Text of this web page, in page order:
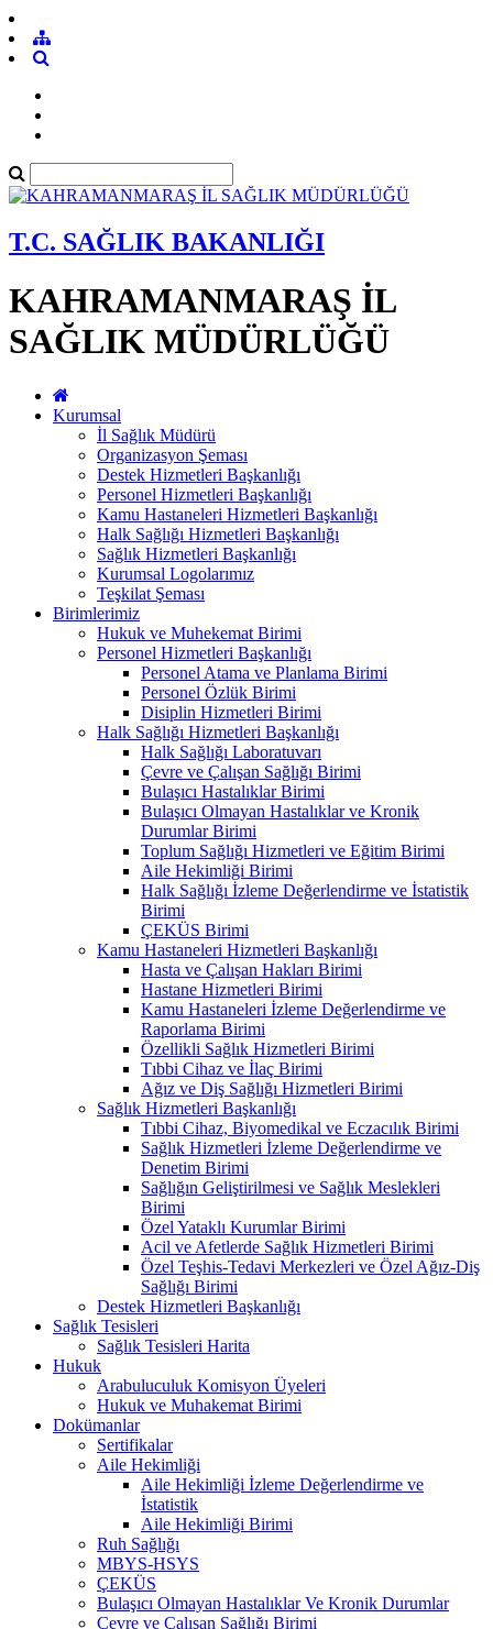
T.C. SAĞLIK BAKANLIĞI
KAHRAMANMARAŞ İL
SAĞLIK MÜDÜRLÜĞÜ
Kurumsal
İl Sağlık Müdürü
Organizasyon Şeması
Destek Hizmetleri Başkanlığı
Personel Hizmetleri Başkanlığı
Kamu Hastaneleri Hizmetleri Başkanlığı
Halk Sağlığı Hizmetleri Başkanlığı
Sağlık Hizmetleri Başkanlığı
Kurumsal Logolarımız
Teşkilat Şeması
Birimlerimiz
Hukuk ve Muhekemat Birimi
Personel Hizmetleri Başkanlığı
Personel Atama ve Planlama Birimi
Personel Özlük Birimi
Disiplin Hizmetleri Birimi
Halk Sağlığı Hizmetleri Başkanlığı
Halk Sağlığı Laboratuvarı
Çevre ve Çalışan Sağlığı Birimi
Bulaşıcı Hastalıklar Birimi
Bulaşıcı Olmayan Hastalıklar ve Kronik
Durumlar Birimi
Toplum Sağlığı Hizmetleri ve Eğitim Birimi
Aile Hekimliği Birimi
Halk Sağlığı İzleme Değerlendirme ve İstatistik
Birimi
ÇEKÜS Birimi
Kamu Hastaneleri Hizmetleri Başkanlığı
Hasta ve Çalışan Hakları Birimi
Hastane Hizmetleri Birimi
Kamu Hastaneleri İzleme Değerlendirme ve
Raporlama Birimi
Özellikli Sağlık Hizmetleri Birimi
Tıbbi Cihaz ve İlaç Birimi
Ağız ve Diş Sağlığı Hizmetleri Birimi
Sağlık Hizmetleri Başkanlığı
Tıbbi Cihaz, Biyomedikal ve Eczacılık Birimi
Sağlık Hizmetleri İzleme Değerlendirme ve
Denetim Birimi
Sağlığın Geliştirilmesi ve Sağlık Meslekleri
Birimi
Özel Yataklı Kurumlar Birimi
Acil ve Afetlerde Sağlık Hizmetleri Birimi
Özel Teşhis-Tedavi Merkezleri ve Özel Ağız-Diş
Sağlığı Birimi
Destek Hizmetleri Başkanlığı
Sağlık Tesisleri
Sağlık Tesisleri Harita
Hukuk
Arabuluculuk Komisyon Üyeleri
Hukuk ve Muhakemat Birimi
Dokümanlar
Sertifikalar
Aile Hekimliği
Aile Hekimliği İzleme Değerlendirme ve
İstatistik
Aile Hekimliği Birimi
Ruh Sağlığı
MBYS-HSYS
ÇEKÜS
Bulaşıcı Olmayan Hastalıklar Ve Kronik Durumlar
Çevre ve Çalışan Sağlığı Birimi